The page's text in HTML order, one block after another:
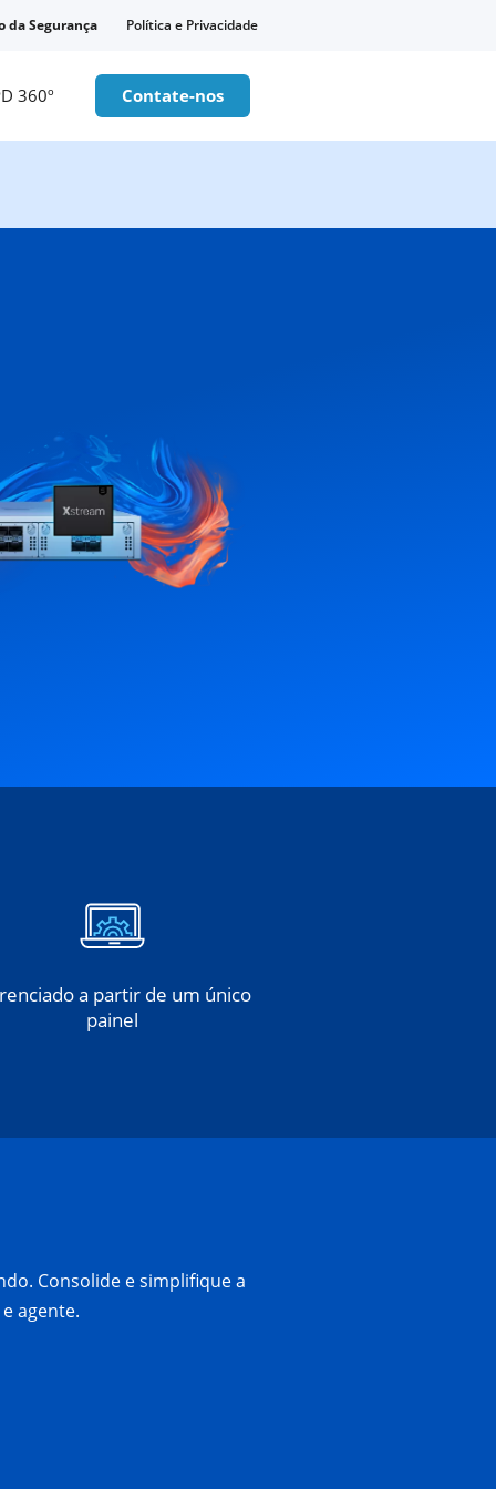
da Segurança Política e Privacidade
360º Contate-nos
a partir de um único
painel
Consolide e simplifique a
agente.